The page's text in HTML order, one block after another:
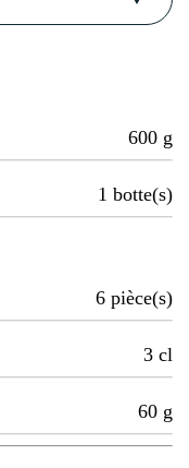
600 g
1 botte(s)
6 pièce(s)
3 cl
60 g